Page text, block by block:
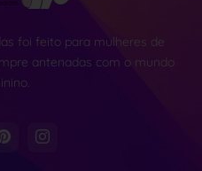
foi feito para mulheres de
antenadas com o mundo